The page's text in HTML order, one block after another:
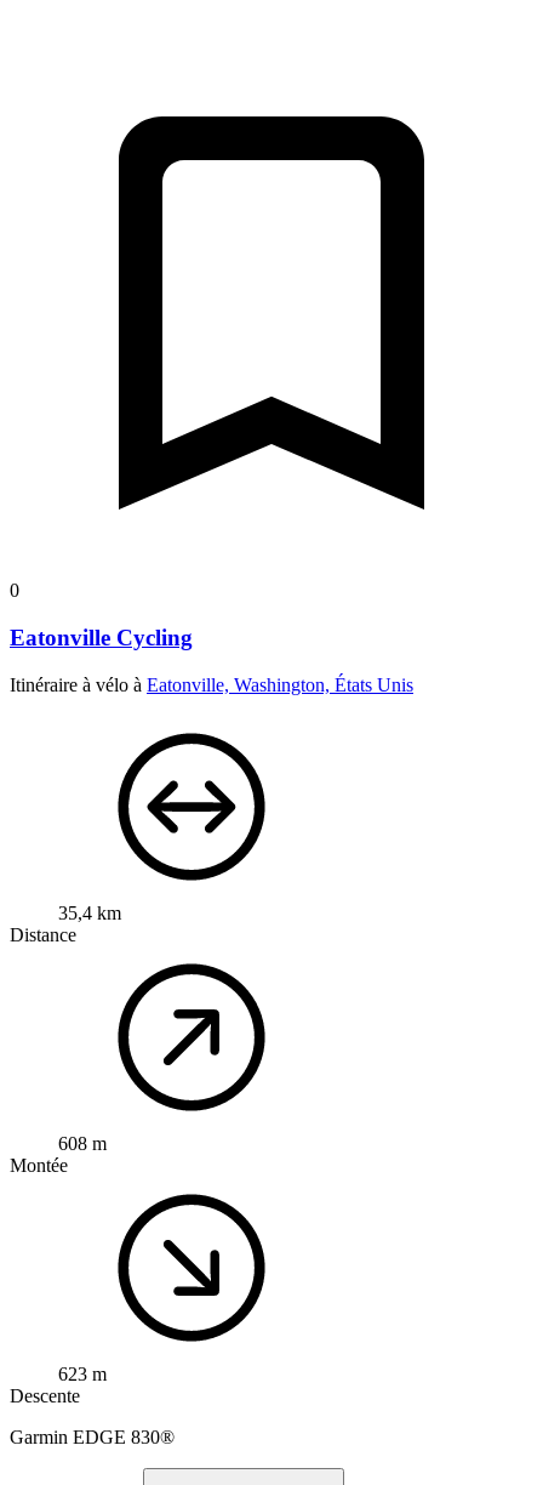
0
Eatonville Cycling
Itinéraire à vélo à Eatonville, Washington, États Unis
35,4 km
Distance
608 m
Montée
623 m
Descente
Garmin EDGE 830®